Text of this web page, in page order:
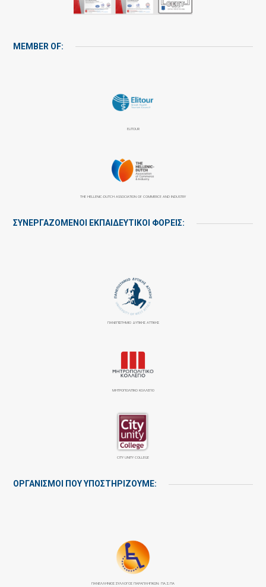
MEMBER OF:
ELITOUR
THE HELLENIC-DUTCH ASSOCIATION OF COMMERCE AND INDUSTRY
ΣΥΝΕΡΓΑΖΌΜΕΝΟΙ ΕΚΠΑΙΔΕΥΤΙΚΟΊ ΦΟΡΕΊΣ:
ΠΑΝΕΠΙΣΤΉΜΙΟ ΔΥΤΙΚΉΣ ΑΤΤΙΚΉΣ
ΜΗΤΡΟΠΟΛΙΤΙΚΟ ΚΟΛΛΕΓΙΟ
CITY UNITY COLLEGE
ΟΡΓΑΝΙΣΜΟΙ ΠΟΥ ΥΠΟΣΤΗΡΙΖΟΥΜΕ:
ΠΑΝΕΛΛΉΝΙΟΣ ΣΎΛΛΟΓΟΣ ΠΑΡΑΠΛΗΓΙΚΏΝ: ΠΑ.Σ.ΠΑ